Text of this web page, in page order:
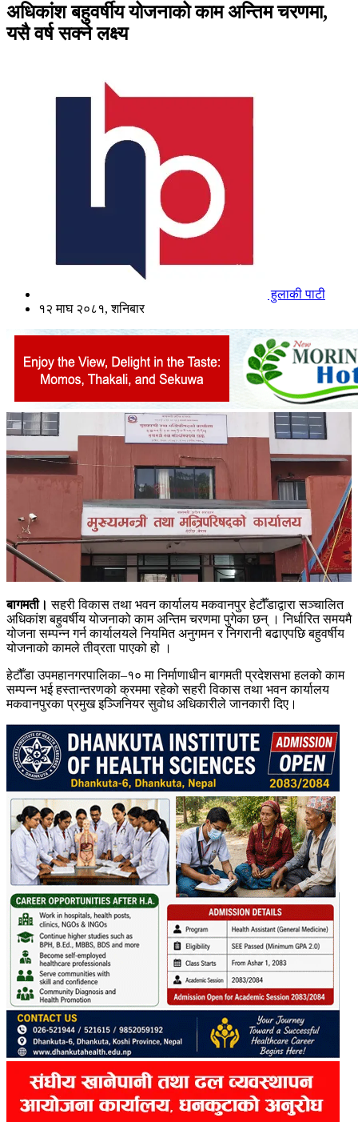
अधिकांश बहुवर्षीय योजनाको काम अन्तिम चरणमा,
यसै वर्ष सक्ने लक्ष्य
हुलाकी पाटी
१२ माघ २०८१, शनिबार
बागमती। सहरी विकास तथा भवन कार्यालय मकवानपुर हेटौँडाद्वारा सञ्चालित
अधिकांश बहुवर्षीय योजनाको काम अन्तिम चरणमा पुगेका छन् । निर्धारित समयमै
योजना सम्पन्न गर्न कार्यालयले नियमित अनुगमन र निगरानी बढाएपछि बहुवर्षीय
योजनाको कामले तीव्रता पाएको हो ।
हेटौँडा उपमहानगरपालिका–१० मा निर्माणाधीन बागमती प्रदेशसभा हलको काम
सम्पन्न भई हस्तान्तरणको क्रममा रहेको सहरी विकास तथा भवन कार्यालय
मकवानपुरका प्रमुख इञ्जिनियर सुवोध अधिकारीले जानकारी दिए।